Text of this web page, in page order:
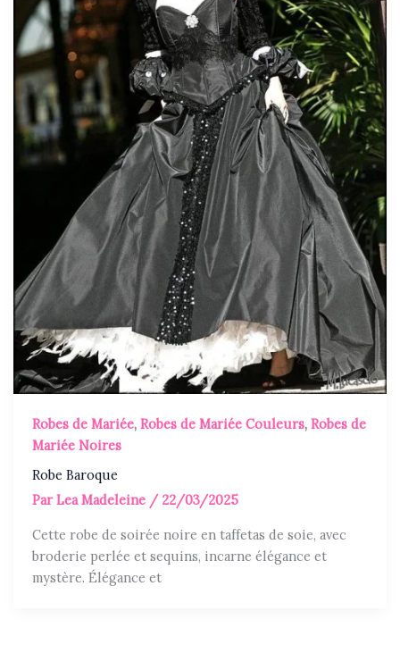
Robes de Mariée,Robes de Mariée Couleurs,Robes de
Mariée Noires
Robe Baroque
ParLea Madeleine / 22/03/2025
Cette robe de soirée noire en taffetas de soie, avec
broderie perlée et sequins, incarne élégance et
mystère. Élégance et